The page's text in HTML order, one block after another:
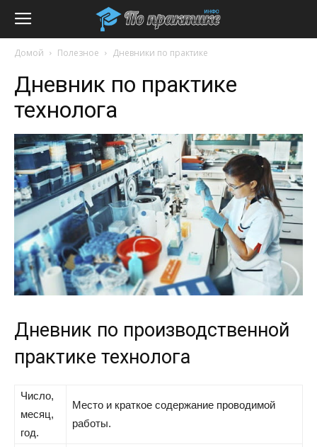
Домой Полезное Дневники по практике
Дневник по практике
технолога
Дневник по производственной
практике технолога
Число,
месяц,
год.
Место и краткое содержание проводимой
работы.